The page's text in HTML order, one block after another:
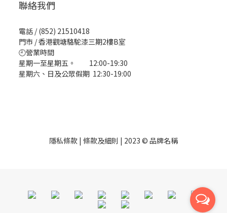
聯絡我們
電話 / (852) 21510418
門市 / 香港觀塘駱駝漆三期2樓B室
🕘營業時間
星期一至星期五。 12:00-19:30
星期六、日及公眾假期 12:30-19:00
隱私條款 | 條款及細則 | 2023 © 品牌名稱